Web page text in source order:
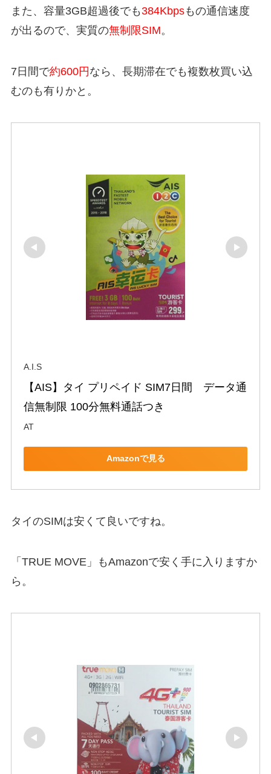
また、容量3GB超過後でも384Kbpsもの通信速度
が出るので、実質の無制限SIM。
7日間で約600円なら、長期滞在でも複数枚買い込
むのも有りかと。
A.I.S
【AIS】タイ プリペイド SIM7日間　データ通
信無制限 100分無料通話つき
AT
Amazonで見る
タイのSIMは安くて良いですね。
「TRUE MOVE」もAmazonで安く手に入りますか
ら。